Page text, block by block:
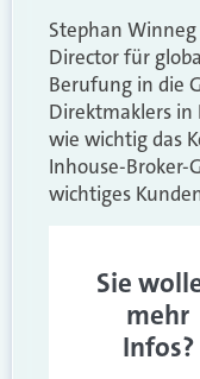
Stephan
Director für
Berufung in die
Direktmaklers in
wie wichtig das
Inhouse-Broker-
wichtiges
Sie
mehr
Infos?